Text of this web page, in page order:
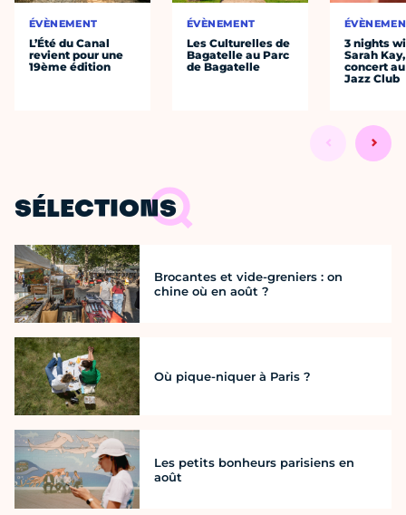
ÉVÈNEMENT
L’Été du Canal
revient pour une
19ème édition
ÉVÈNEMENT
Les Culturelles de
Bagatelle au Parc
de Bagatelle
3 nights
Sarah
concert
Jazz Club
SÉLECTIONS
Brocantes et vide-greniers : on
chine où en août ?
Où pique-niquer à Paris ?
Les petits bonheurs parisiens en
août